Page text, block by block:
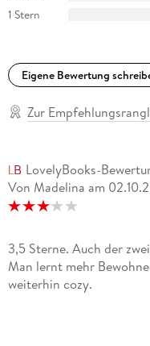
1 Stern
Eigene Bewertung
Zur
LovelyBooks-
Von Madelina am
3,5 Sterne. Auch der
Man lernt mehr
weiterhin cozy.